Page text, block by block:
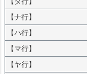
【ナ行】
【ハ行】
【マ行】
【ヤ行】